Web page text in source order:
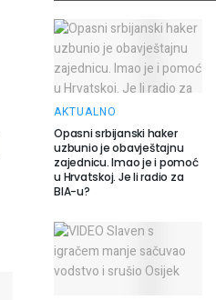
AKTUALNO
Opasni srbijanski haker
uzbunio je obavještajnu
zajednicu. Imao je i pomoć
u Hrvatskoj. Je li radio za
BIA-u?